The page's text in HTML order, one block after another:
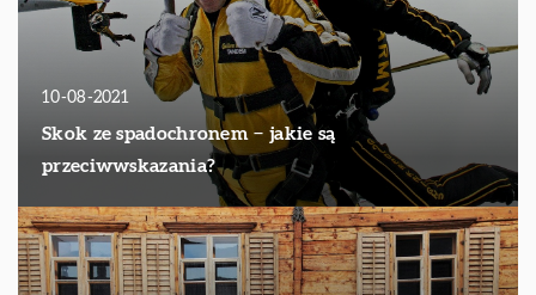
10-08-2021
Skok ze spadochronem − jakie są
przeciwwskazania?